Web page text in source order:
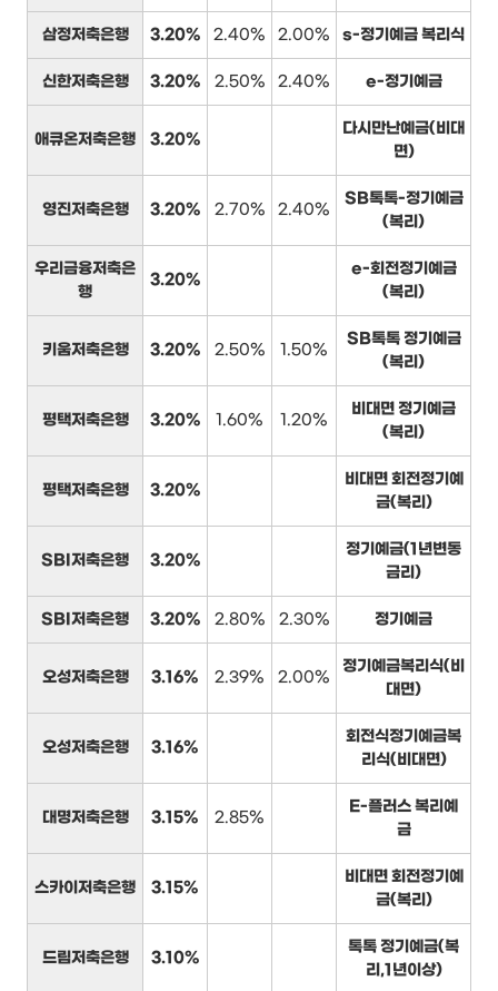
삼정저축은행 3.20% 2.40% 2.00% s-정기예금 복리식
신한저축은행 3.20% 2.50% 2.40% e-정기예금
애큐온저축은행 3.20%
다시만난예금(비대
면)
영진저축은행 3.20% 2.70% 2.40%
SB톡톡-정기예금
(복리)
우리금융저축은
행
3.20%
e-회전정기예금
(복리)
키움저축은행 3.20% 2.50% 1.50%
SB톡톡 정기예금
(복리)
평택저축은행 3.20% 1.60% 1.20%
비대면 정기예금
(복리)
평택저축은행 3.20%
비대면 회전정기예
금(복리)
SBI저축은행 3.20%
정기예금(1년변동
금리)
SBI저축은행 3.20% 2.80% 2.30% 정기예금
오성저축은행 3.16% 2.39% 2.00%
정기예금복리식(비
대면)
오성저축은행 3.16%
회전식정기예금복
리식(비대면)
대명저축은행 3.15% 2.85%
E-플러스 복리예
금
스카이저축은행 3.15%
비대면 회전정기예
금(복리)
드림저축은행 3.10%
톡톡 정기예금(복
리,1년이상)